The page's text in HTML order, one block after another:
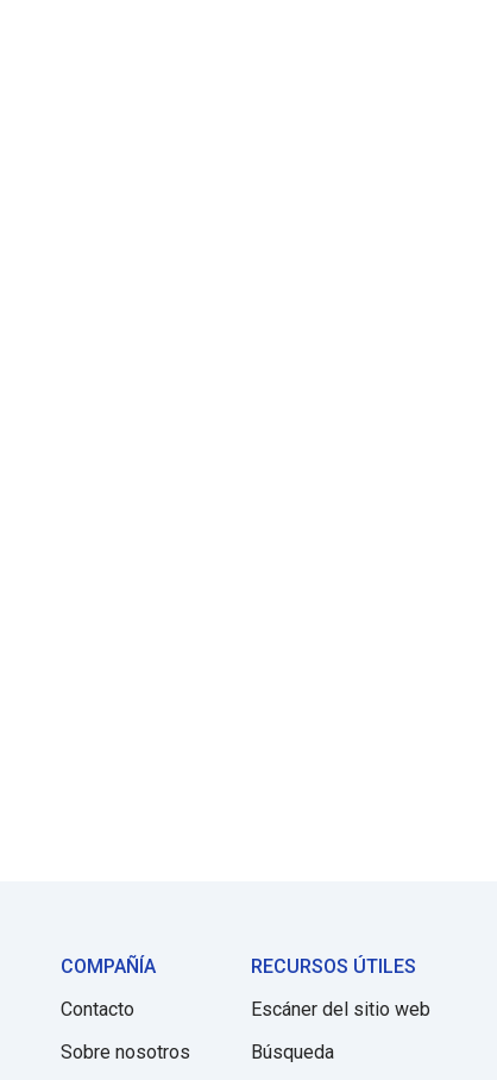
COMPAÑÍA
Contacto
Sobre nosotros
RECURSOS ÚTILES
Escáner del sitio web
Búsqueda